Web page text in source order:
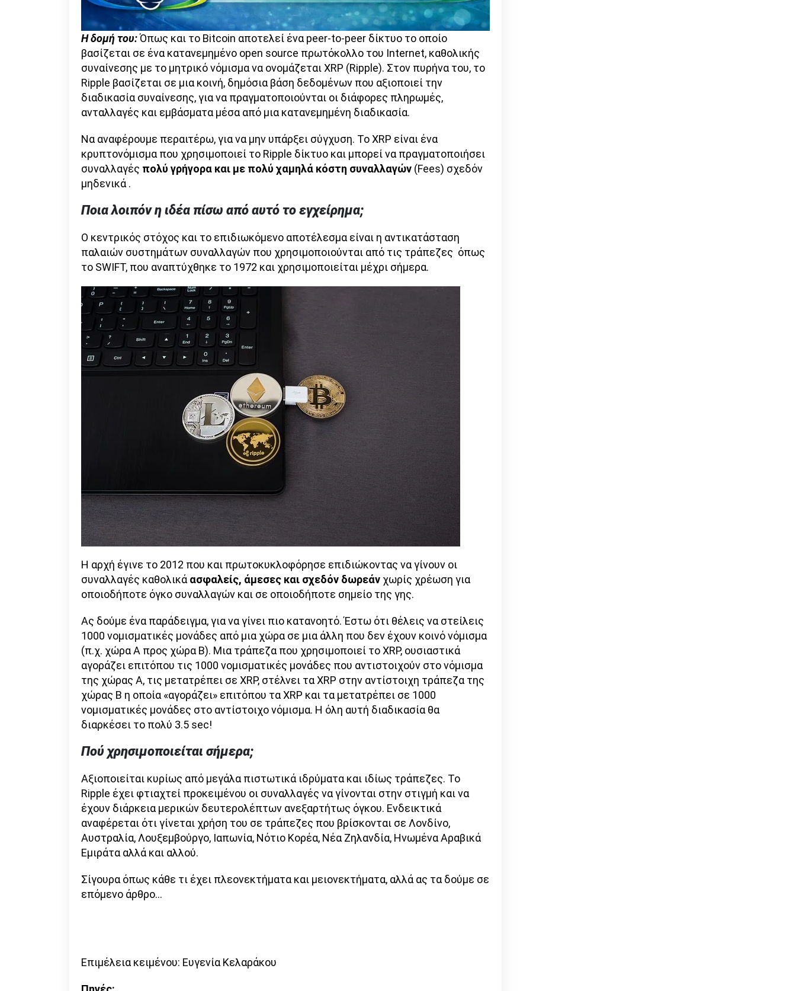
Η δομή του:Όπως και το Bitcoin αποτελεί ένα peer-to-peer δίκτυο το οποίο
βασίζεται σε ένα κατανεμημένο open source πρωτόκολλο του Internet, καθολικής
συναίνεσης με το μητρικό νόμισμα να ονομάζεται XRP (Ripple). Στον πυρήνα του, το
Ripple βασίζεται σε μια κοινή, δημόσια βάση δεδομένων που αξιοποιεί την
διαδικασία συναίνεσης, για να πραγματοποιούνται οι διάφορες πληρωμές,
ανταλλαγές και εμβάσματα μέσα από μια κατανεμημένη διαδικασία.
Να αναφέρουμε περαιτέρω, για να μην υπάρξει σύγχυση. Το XRP είναι ένα
κρυπτονόμισμα που χρησιμοποιεί το Ripple δίκτυο και μπορεί να πραγματοποιήσει
συναλλαγές πολύ γρήγορα και με πολύ χαμηλά κόστη συναλλαγών (Fees) σχεδόν
μηδενικά .
Ποια λοιπόν η ιδέα πίσω από αυτό το εγχείρημα;
Ο κεντρικός στόχος και το επιδιωκόμενο αποτέλεσμα είναι η αντικατάσταση
παλαιών συστημάτων συναλλαγών που χρησιμοποιούνται από τις τράπεζες όπως
το SWIFT, που αναπτύχθηκε το 1972 και χρησιμοποιείται μέχρι σήμερα.
Η αρχή έγινε το 2012 που και πρωτοκυκλοφόρησε επιδιώκοντας να γίνουν οι
συναλλαγές καθολικά ασφαλείς, άμεσες και σχεδόν δωρεάν χωρίς χρέωση για
οποιοδήποτε όγκο συναλλαγών και σε οποιοδήποτε σημείο της γης.
Ας δούμε ένα παράδειγμα, για να γίνει πιο κατανοητό. Έστω ότι θέλεις να στείλεις
1000 νομισματικές μονάδες από μια χώρα σε μια άλλη που δεν έχουν κοινό νόμισμα
(π.χ. χώρα Α προς χώρα Β). Μια τράπεζα που χρησιμοποιεί το XRP, ουσιαστικά
αγοράζει επιτόπου τις 1000 νομισματικές μονάδες που αντιστοιχούν στο νόμισμα
της χώρας Α, τις μετατρέπει σε XRP, στέλνει τα XRP στην αντίστοιχη τράπεζα της
χώρας Β η οποία «αγοράζει» επιτόπου τα XRP και τα μετατρέπει σε 1000
νομισματικές μονάδες στο αντίστοιχο νόμισμα. Η όλη αυτή διαδικασία θα
διαρκέσει το πολύ 3.5 sec!
Πού χρησιμοποιείται σήμερα;
Αξιοποιείται κυρίως από μεγάλα πιστωτικά ιδρύματα και ιδίως τράπεζες. Το
Ripple έχει φτιαχτεί προκειμένου οι συναλλαγές να γίνονται στην στιγμή και να
έχουν διάρκεια μερικών δευτερολέπτων ανεξαρτήτως όγκου. Ενδεικτικά
αναφέρεται ότι γίνεται χρήση του σε τράπεζες που βρίσκονται σε Λονδίνο,
Αυστραλία, Λουξεμβούργο, Ιαπωνία, Νότιο Κορέα, Νέα Ζηλανδία, Ηνωμένα Αραβικά
Εμιράτα αλλά και αλλού.
Σίγουρα όπως κάθε τι έχει πλεονεκτήματα και μειονεκτήματα, αλλά ας τα δούμε σε
επόμενο άρθρο…
Επιμέλεια κειμένου: Ευγενία Κελαράκου